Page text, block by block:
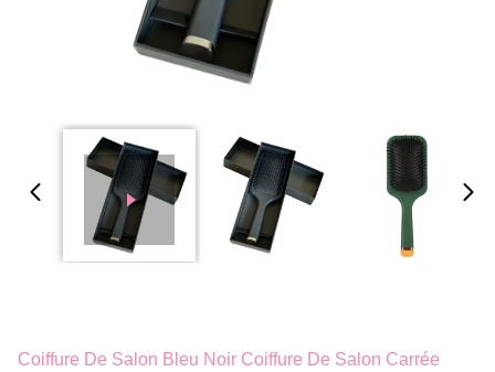
Coiffure De Salon Bleu Noir Coiffure De Salon Carrée